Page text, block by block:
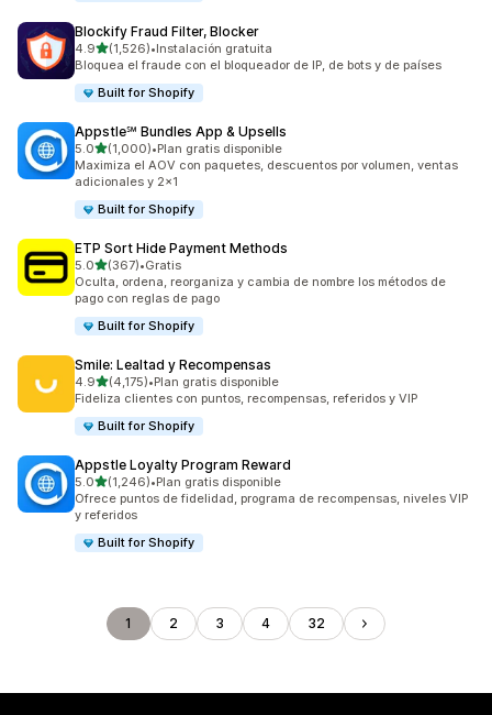
Blockify Fraud Filter, Blocker
4.9de 5 estrellas
(1,526)
1526 reseñas en total
•Instalación gratuita
Bloquea el fraude con el bloqueador de IP, de bots y de países
Built for Shopify
Appstle℠ Bundles App & Upsells
5.0de 5 estrellas
(1,000)
1000 reseñas en total
•Plan gratis disponible
Maximiza el AOV con paquetes, descuentos por volumen, ventas
adicionales y 2x1
Built for Shopify
ETP Sort Hide Payment Methods
5.0de 5 estrellas
(367)
367 reseñas en total
•Gratis
Oculta, ordena, reorganiza y cambia de nombre los métodos de
pago con reglas de pago
Built for Shopify
Smile: Lealtad y Recompensas
4.9de 5 estrellas
(4,175)
4175 reseñas en total
•Plan gratis disponible
Fideliza clientes con puntos, recompensas, referidos y VIP
Built for Shopify
Appstle Loyalty Program Reward
5.0de 5 estrellas
(1,246)
1246 reseñas en total
•Plan gratis disponible
Ofrece puntos de fidelidad, programa de recompensas, niveles VIP
y referidos
Built for Shopify
1 2 3 4 32